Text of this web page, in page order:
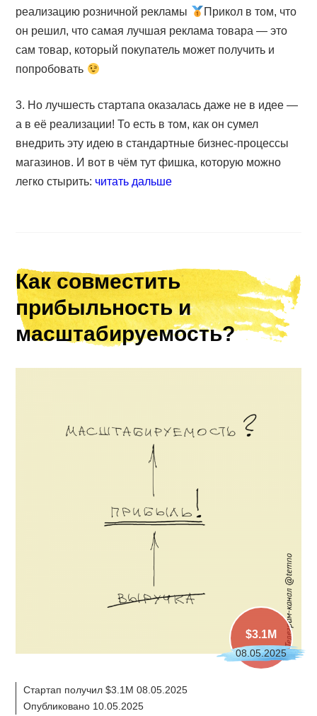
реализацию розничной рекламы
Прикол в том, что
он решил, что самая лучшая реклама товара — это
сам товар, который покупатель может получить и
попробовать
3. Но лучшесть стартапа оказалась даже не в идее —
а в её реализации! То есть в том, как он сумел
внедрить эту идею в стандартные бизнес-процессы
магазинов. И вот в чём тут фишка, которую можно
легко стырить: читать дальше
Как совместить
прибыльность и
масштабируемость?
$3.1M
08.05.2025
Стартап получил $3.1M 08.05.2025
Опубликовано 10.05.2025